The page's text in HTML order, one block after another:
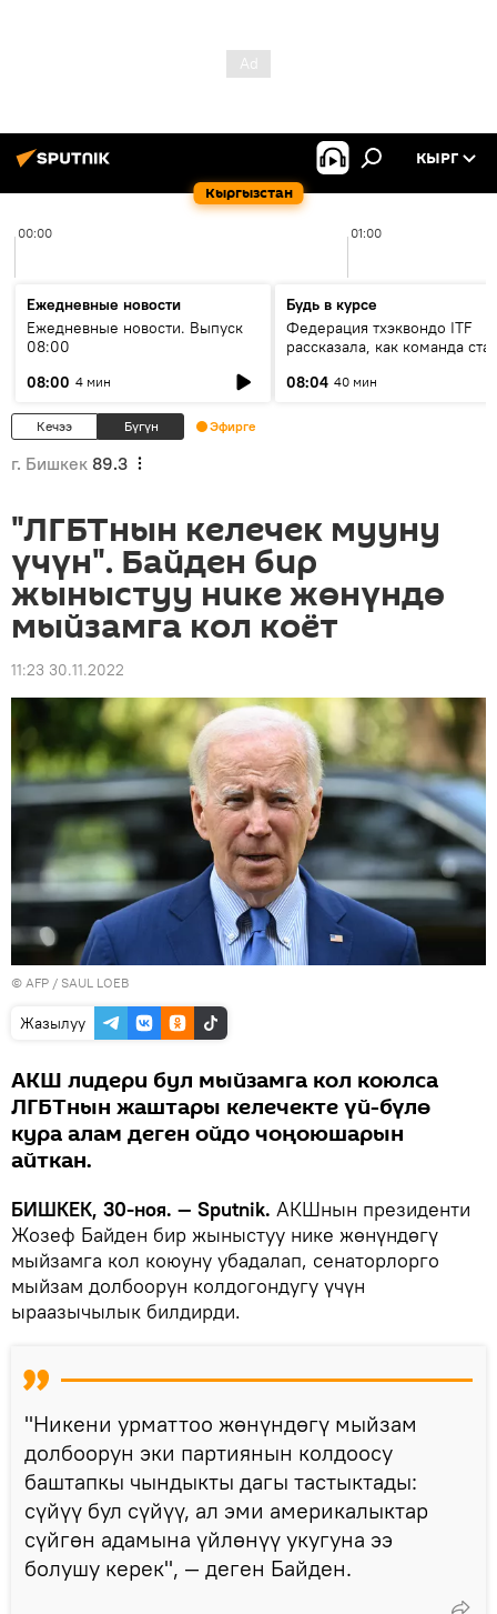
Кыргызстан
КЫРГ
00:00 01:00
Ежедневные новости
Ежедневные новости. Выпуск
08:00
08:00 4 мин
Будь в курсе
Федерация тхэквондо ITF
рассказала, как команда
08:04 40 мин
Кечээ Бүгүн Эфирге
г. Бишкек 89.3
"ЛГБТнын келечек мууну
үчүн". Байден бир
жыныстуу нике жөнүндө
мыйзамга кол коёт
11:23 30.11.2022
© AFP / SAUL LOEB
Жазылуу
АКШ лидери бул мыйзамга кол коюлса
ЛГБТнын жаштары келечекте үй-бүлө
кура алам деген ойдо чоңоюшарын
айткан.
БИШКЕК, 30-ноя. — Sputnik. АКШнын президенти
Жозеф Байден бир жыныстуу нике жөнүндөгү
мыйзамга кол коюуну убадалап, сенаторлорго
мыйзам долбоорун колдогондугу үчүн
ыраазычылык билдирди.
"Никени урматтоо жөнүндөгү мыйзам
долбоорун эки партиянын колдоосу
баштапкы чындыкты дагы тастыктады:
сүйүү бул сүйүү, ал эми америкалыктар
сүйгөн адамына үйлөнүү укугуна ээ
болушу керек", — деген Байден.